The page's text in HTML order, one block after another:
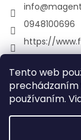
Tento web
prechádzaním
používaním.
info@
0948100696
https://